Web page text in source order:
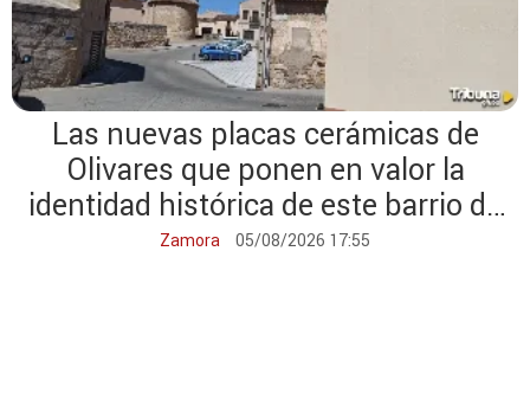
Las nuevas placas cerámicas de
Olivares que ponen en valor la
identidad histórica de este barrio de
Zamora
Zamora 05/08/2026 17:55